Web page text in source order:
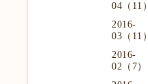
04（11）
2016-
03（11）
2016-
02（7）